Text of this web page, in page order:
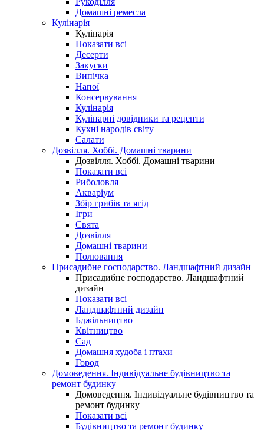
Домашні ремесла
Кулінарія
Кулінарія
Показати всі
Десерти
Закуски
Випічка
Напої
Консервування
Кулінарія
Кулінарні довідники та рецепти
Кухні народів світу
Салати
Дозвілля. Хоббі. Домашні тварини
Дозвілля. Хоббі. Домашні тварини
Показати всі
Риболовля
Акваріум
Збір грибів та ягід
Ігри
Свята
Дозвілля
Домашні тварини
Полювання
Присадибне господарство. Ландшафтний дизайн
Присадибне господарство. Ландшафтний
дизайн
Показати всі
Ландшафтний дизайн
Бджільництво
Квітництво
Сад
Домашня худоба і птахи
Город
Домоведення. Індивідуальне будівництво та
ремонт будинку
Домоведення. Індивідуальне будівництво та
ремонт будинку
Показати всі
Будівництво та ремонт будинку